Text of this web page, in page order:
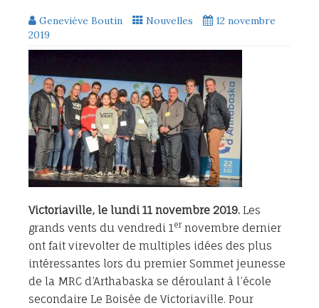
Geneviève Boutin Nouvelles
12 novembre
2019
Victoriaville, le lundi 11 novembre 2019. Les
grands vents du vendredi 1ernovembre dernier
ont fait virevolter de multiples idées des plus
intéressantes lors du premier Sommet jeunesse
de la MRC d’Arthabaska se déroulant à l’école
secondaire Le Boisée de Victoriaville. Pour